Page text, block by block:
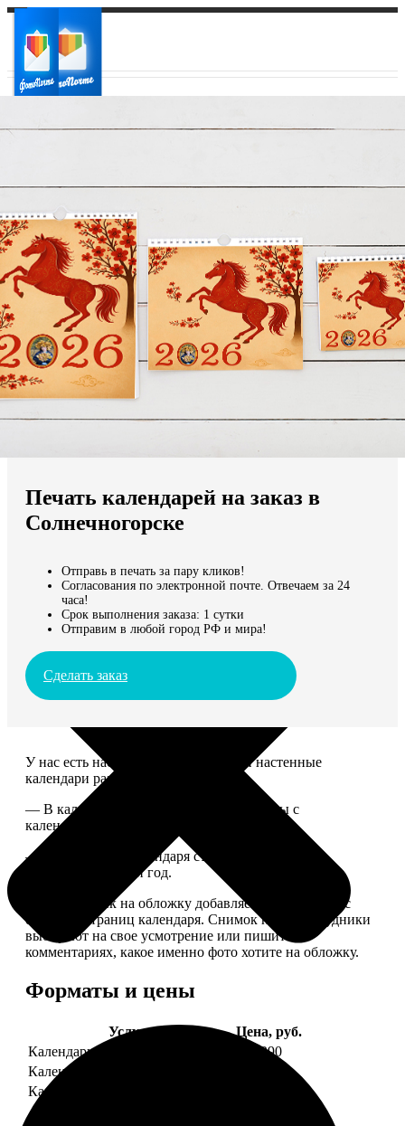
Ваш регион доставки
Выберите из списка:
Мы доставляем по всему миру
Продолжить без города
Печать календарей на заказ в
Солнечногорске
Отправь в печать за пару кликов!
Согласования по электронной почте. Отвечаем за 24
часа!
Срок выполнения заказа: 1 сутки
Отправим в любой город РФ и мира!
Сделать заказ
У нас есть настольные, магнитные и настенные
календари разных размеров.
— В календаре 13 листов: обложка+листы с
календарной сеткой.
— Обложка для календаря стандартная, дизайн
обновляем каждый год.
— В кружочек на обложку добавляем фотографию с
одной из страниц календаря. Снимок наши сотрудники
выбирают на свое усмотрение или пишите в
комментариях, какое именно фото хотите на обложку.
Форматы и цены
Услуга
Цена, руб.
Календарь настенный
от 1290
Календарь "домик"
Календарь магнитный отрывной